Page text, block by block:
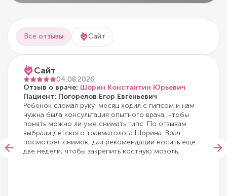
Все отзывы Сайт
Сайт
04.08.2026
Отзыв о враче: Шорин Константин Юрьевич
Пациент: Погорелов Егор Евгеньевич
Ребенок сломал руку, месяц ходил с гипсом и нам
нужна была консультация опытного врача, чтобы
понять можно ли уже снимать гипс. По отзывам
выбрали детского травматолога Шорина. Врач
посмотрел снимок, дал рекомендации носить еще
две недели, чтобы закрепить костную мозоль.